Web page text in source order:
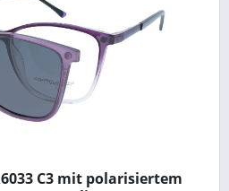
C3 mit polarisiertem